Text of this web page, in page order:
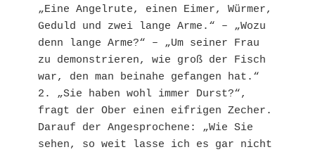
„Eine Angelrute, einen Eimer, Würmer,
Geduld und zwei lange Arme.“ – „Wozu
denn lange Arme?“ – „Um seiner Frau
zu demonstrieren, wie groß der Fisch
war, den man beinahe gefangen hat.“
2. „Sie haben wohl immer Durst?“,
fragt der Ober einen eifrigen Zecher.
Darauf der Angesprochene: „Wie Sie
sehen, so weit lasse ich es gar nicht